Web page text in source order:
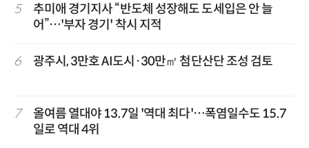
5
추미애 경기지사 “반도체 성장해도 도세입은 안 늘
어”…'부자 경기' 착시 지적
6 광주시, 3만호 AI도시·30만㎡ 첨단산단 조성 검토
7
올여름 열대야 13.7일 '역대 최다'…폭염일수도 15.7
일로 역대 4위